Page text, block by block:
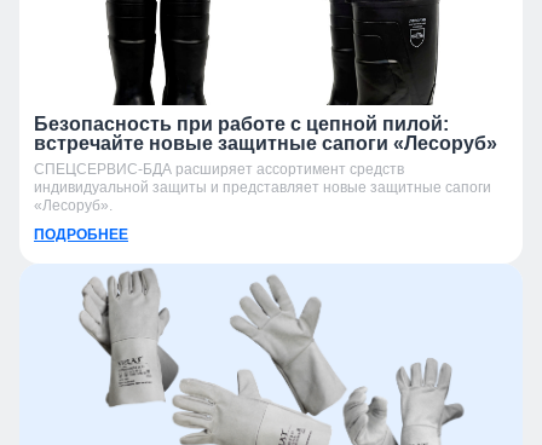
Безопасность при работе с цепной пилой:
встречайте новые защитные сапоги «Лесоруб»
СПЕЦСЕРВИС-БДА расширяет ассортимент средств
индивидуальной защиты и представляет новые защитные сапоги
«Лесоруб».
ПОДРОБНЕЕ